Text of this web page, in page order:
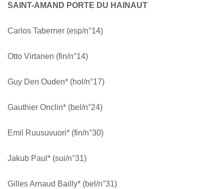
SAINT-AMAND PORTE DU HAINAUT
Carlos Taberner (esp/n°14)
Otto Virtanen (fin/n°14)
Guy Den Ouden* (hol/n°17)
Gauthier Onclin* (bel/n°24)
Emil Ruusuvuori* (fin/n°30)
Jakub Paul* (sui/n°31)
Gilles Arnaud Bailly* (bel/n°31)